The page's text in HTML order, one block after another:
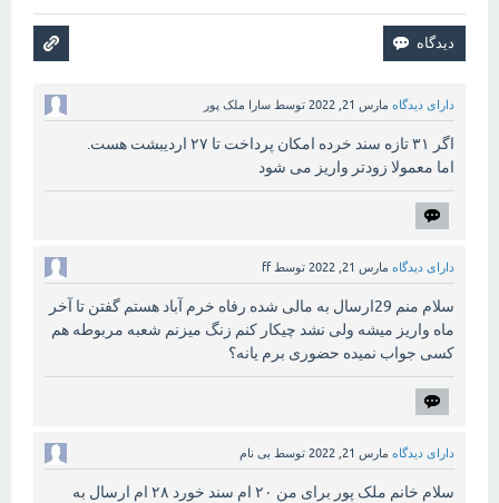
دارای دیدگاه مارس 21, 2022 توسط سارا ملک پور
اگر ۳۱ تازه سند خرده امکان پرداخت تا ۲۷ اردیبشت هست.
اما معمولا زودتر واریز می شود
دارای دیدگاه مارس 21, 2022 توسطff
سلام منم 29ارسال به مالی شده رفاه خرم آباد هستم گفتن تا آخر
ماه واریز میشه ولی نشد چیکار کنم زنگ میزنم شعبه مربوطه هم
کسی جواب نمیده حضوری برم یانه؟
دارای دیدگاه مارس 21, 2022 توسط بی نام
سلام خانم ملک پور برای من ۲۰ ام سند خورد ۲۸ ام ارسال به